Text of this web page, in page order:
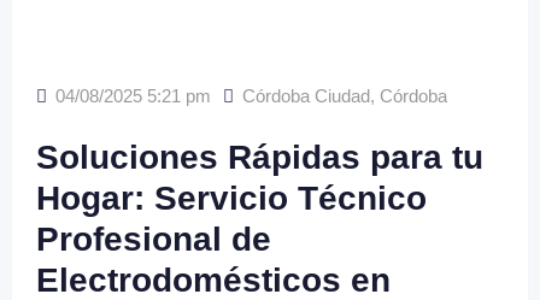
04/08/2025 5:21 pm Córdoba Ciudad, Córdoba
Soluciones Rápidas para tu
Hogar: Servicio Técnico
Profesional de
Electrodomésticos en